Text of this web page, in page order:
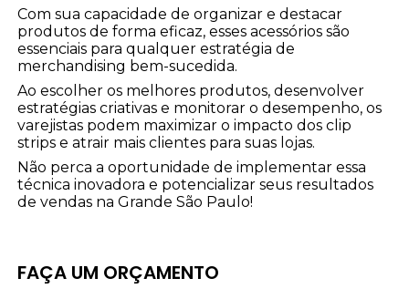
Com sua capacidade de organizar e destacar
produtos de forma eficaz, esses acessórios são
essenciais para qualquer estratégia de
merchandising bem-sucedida.
Ao escolher os melhores produtos, desenvolver
estratégias criativas e monitorar o desempenho, os
varejistas podem maximizar o impacto dos clip
strips e atrair mais clientes para suas lojas.
Não perca a oportunidade de implementar essa
técnica inovadora e potencializar seus resultados
de vendas na Grande São Paulo!
FAÇA UM ORÇAMENTO